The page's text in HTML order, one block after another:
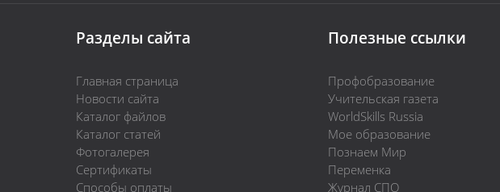
Разделы сайта
Главная страница
Новости сайта
Каталог файлов
Каталог статей
Фотогалерея
Сертификаты
Способы оплаты
Полезные ссылки
Профобразование
Учительская газета
WorldSkills Russia
Мое образование
Познаем Мир
Переменка
Журнал СПО